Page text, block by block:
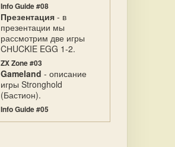
Info Guide #08
Презентация - в
презентации мы
рассмотрим две игры
CНUCKIE EGG 1-2.
ZX Zone #03
Gameland - описание
игры Stronghold
(Бастион).
Info Guide #05